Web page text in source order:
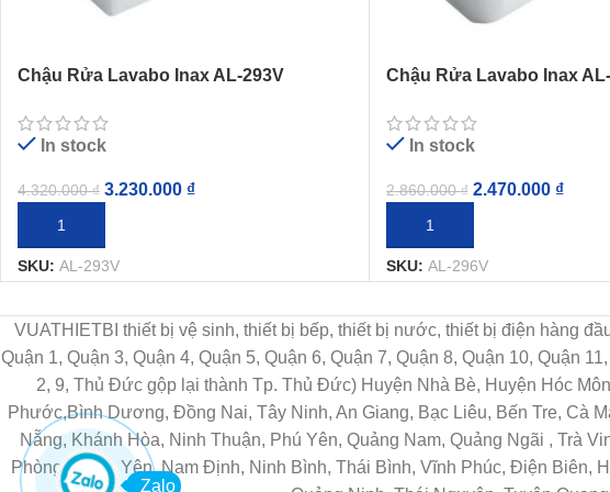
Chậu Rửa Lavabo Inax AL-293V
In stock
4.320.000₫ 3.230.000 ₫
THÊM VÀO GIỎ HÀNG
SKU: AL-293V
Chậu Rửa Lavabo Inax
In stock
2.860.000₫ 2.470.000 ₫
THÊM VÀO GIỎ HÀNG
SKU: AL-296V
VUATHIETBI thiết bị vệ sinh, thiết bị bếp, thiết bị nước, thiết bị điện hàng
Quận 1, Quận 3, Quận 4, Quận 5, Quận 6, Quận 7, Quận 8, Quận 10, Quận
2, 9, Thủ Đức gộp lại thành Tp. Thủ Đức) Huyện Nhà Bè, Huyện Hóc
Phước,Bình Dương, Đồng Nai, Tây Ninh, An Giang, Bạc Liêu, Bến Tre, Cà
Nẵng, Khánh Hòa, Ninh Thuận, Phú Yên, Quảng Nam, Quảng Ngãi , Trà
Phòng, Hưng Yên, Nam Định, Ninh Bình, Thái Bình, Vĩnh Phúc, Điện Biên,
Zalo